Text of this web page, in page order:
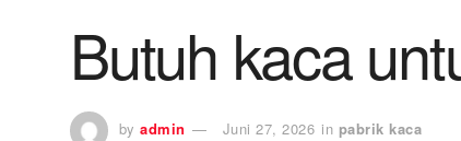
Butuh kaca
by admin Juni 27, 2026 in pabrik kaca